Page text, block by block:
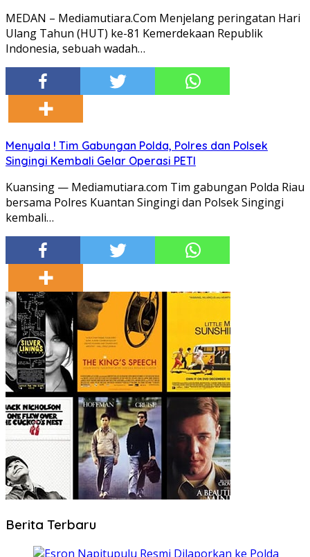
MEDAN – Mediamutiara.Com Menjelang peringatan Hari
Ulang Tahun (HUT) ke-81 Kemerdekaan Republik
Indonesia, sebuah wadah…
Menyala ! Tim Gabungan Polda, Polres dan Polsek
Singingi Kembali Gelar Operasi PETI
Kuansing — Mediamutiara.com Tim gabungan Polda Riau
bersama Polres Kuantan Singingi dan Polsek Singingi
kembali…
Berita Terbaru